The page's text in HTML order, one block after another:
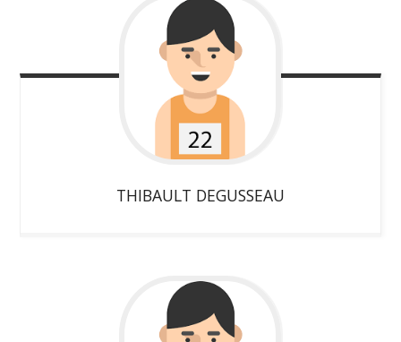
THIBAULT DEGUSSEAU